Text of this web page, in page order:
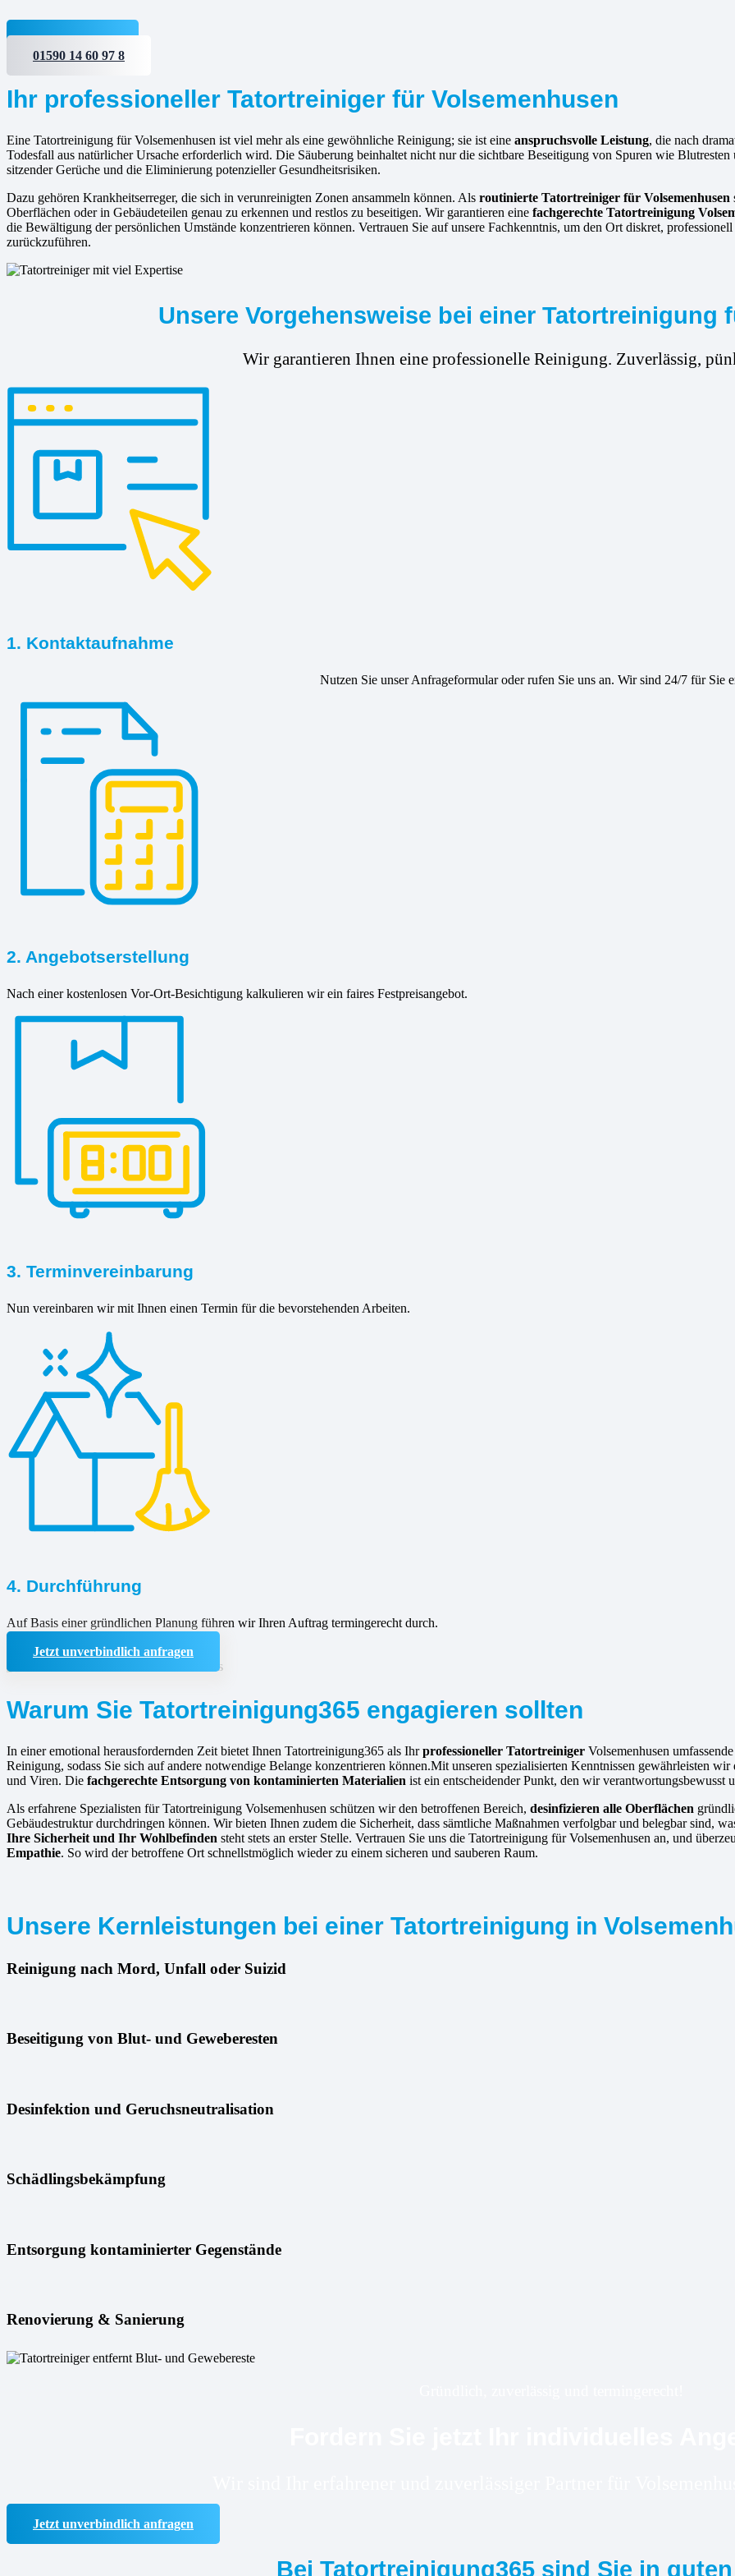
Jetzt anfragen
01590 14 60 97 8
Ihr professioneller Tatortreiniger für Volsemenhusen
Eine Tatortreinigung für Volsemenhusen ist viel mehr als eine gewöhnliche Reinigung; sie ist eine anspruchsvolle Leistung, die nach
Todesfall aus natürlicher Ursache erforderlich wird. Die Säuberung beinhaltet nicht nur die sichtbare Beseitigung von Spuren wie Blutresten
sitzender Gerüche und die Eliminierung potenzieller Gesundheitsrisiken.
Dazu gehören Krankheitserreger, die sich in verunreinigten Zonen ansammeln können. Als routinierte Tatortreiniger für Volsemenhusen
Oberflächen oder in Gebäudeteilen genau zu erkennen und restlos zu beseitigen. Wir garantieren eine fachgerechte Tatortreinigung
die Bewältigung der persönlichen Umstände konzentrieren können. Vertrauen Sie auf unsere Fachkenntnis, um den Ort diskret,
zurückzuführen.
Unsere Vorgehensweise bei einer Tatortreinigung
Wir garantieren Ihnen eine professionelle Reinigung. Zuverlässig,
1. Kontaktaufnahme
Nutzen Sie unser Anfrageformular oder rufen Sie uns an. Wir sind 24/7 für Sie
2. Angebotserstellung
Nach einer kostenlosen Vor-Ort-Besichtigung kalkulieren wir ein faires Festpreisangebot.
3. Terminvereinbarung
Nun vereinbaren wir mit Ihnen einen Termin für die bevorstehenden Arbeiten.
4. Durchführung
Auf Basis einer gründlichen Planung führen wir Ihren Auftrag termingerecht durch.
Jetzt unverbindlich anfragen
Warum Sie Tatortreinigung365 engagieren sollten
In einer emotional herausfordernden Zeit bietet Ihnen Tatortreinigung365 als Ihrprofessioneller Tatortreiniger Volsemenhusen
Reinigung, sodass Sie sich auf andere notwendige Belange konzentrieren können.Mit unseren spezialisierten Kenntnissen gewährleisten
und Viren. Die fachgerechte Entsorgung von kontaminierten Materialien ist ein entscheidender Punkt, den wir verantwortungsbewusst
Als erfahrene Spezialisten für Tatortreinigung Volsemenhusen schützen wir den betroffenen Bereich, desinfizieren alle Oberflächen
Gebäudestruktur durchdringen können. Wir bieten Ihnen zudem die Sicherheit, dass sämtliche Maßnahmen verfolgbar und belegbar sind,
Ihre Sicherheit und Ihr Wohlbefinden steht stets an erster Stelle. Vertrauen Sie uns die Tatortreinigung für Volsemenhusen an, und
Empathie. So wird der betroffene Ort schnellstmöglich wieder zu einem sicheren und sauberen Raum.
Unsere Kernleistungen bei einer Tatortreinigung in
Reinigung nach Mord, Unfall oder Suizid
Beseitigung von Blut- und Geweberesten
Desinfektion und Geruchsneutralisation
Schädlingsbekämpfung
Entsorgung kontaminierter Gegenstände
Renovierung & Sanierung
Jetzt unverbindlich anfragen
Bei Tatortreinigung365 sind Sie in